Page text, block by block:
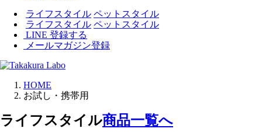
ライフスタイル ペットスタイル
ライフスタイル ペットスタイル
LINE 登録する
メールマガジン登録
HOME
お試し・携帯用
ライフスタイル商品一覧へ